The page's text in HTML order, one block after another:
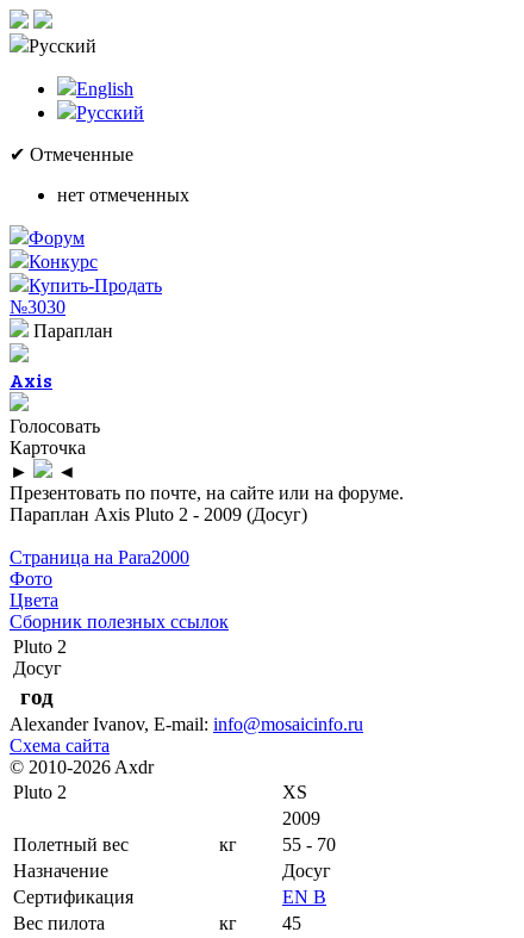
Русский
English
Русский
✔ Отмеченные
нет отмеченных
Форум
Конкурс
Купить-Продать
№3030
Параплан
Axis
Голосовать
Карточка
►
◄
Презентовать по почте, на сайте или на форуме.
Параплан Axis Pluto 2 - 2009 (Досуг)
Страница на Para2000
Фото
Цвета
Сборник полезных ссылок
Pluto 2
Досуг
год
Alexander Ivanov, E-mail: info@mosaicinfo.ru
Схема сайта
© 2010-2026 Axdr
Pluto 2
XS
2009
Полетный вес
кг 55 - 70
Назначение
Досуг
Сертификация
EN B
Вес пилота
кг 45